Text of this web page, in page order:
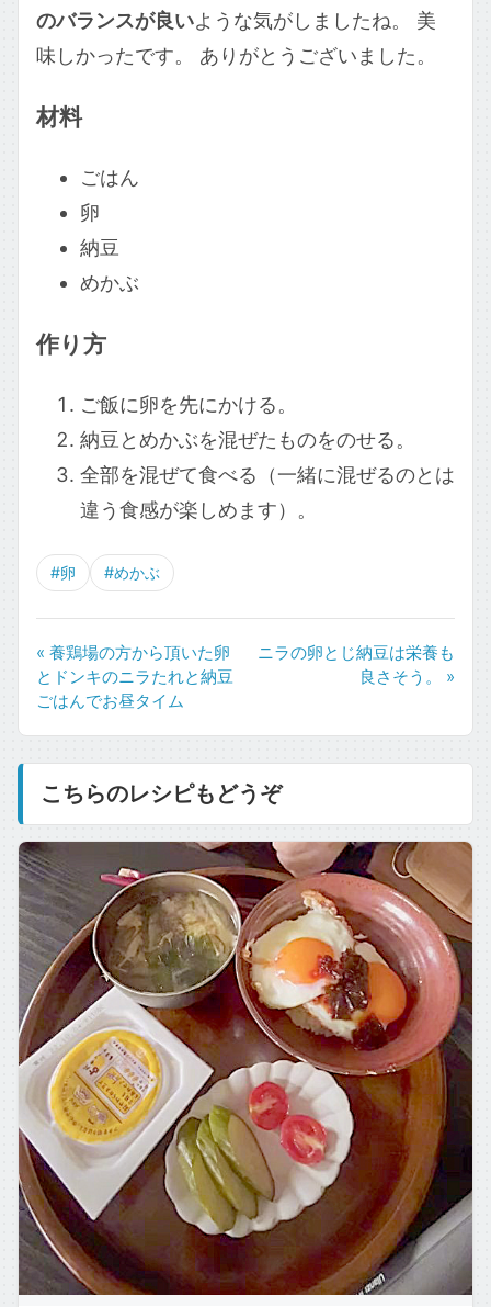
のバランスが良いような気がしましたね。 美
味しかったです。 ありがとうございました。
材料
ごはん
卵
納豆
めかぶ
作り方
ご飯に卵を先にかける。
納豆とめかぶを混ぜたものをのせる。
全部を混ぜて食べる（一緒に混ぜるのとは
違う食感が楽しめます）。
#卵 #めかぶ
« 養鶏場の方から頂いた卵
とドンキのニラたれと納豆
ごはんでお昼タイム
ニラの卵とじ納豆は栄養も
良さそう。 »
こちらのレシピもどうぞ